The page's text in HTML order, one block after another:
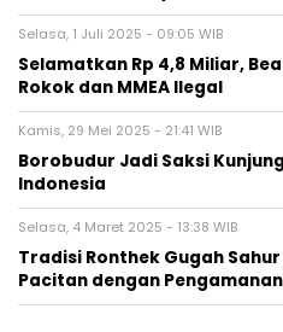
Selasa, 1 Juli 2025 - 09:05 WIB
Selamatkan Rp 4,8 Miliar,
Rokok dan MMEA Ilegal
Kamis, 29 Mei 2025 - 21:41 WIB
Borobudur Jadi Saksi
Indonesia
Selasa, 4 Maret 2025 - 13:38 WIB
Tradisi Ronthek Gugah
Pacitan dengan